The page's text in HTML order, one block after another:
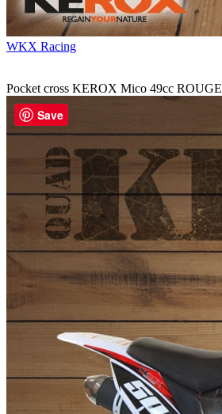
WKX Racing
Pocket cross KEROX Mico 49cc ROUGE
Save